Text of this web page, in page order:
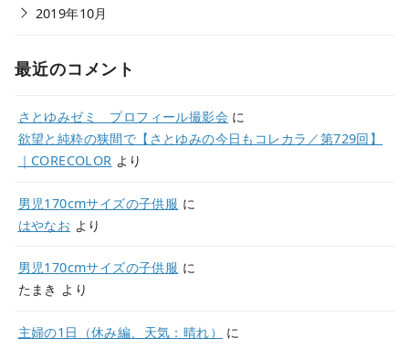
2019年10月
最近のコメント
さとゆみゼミ プロフィール撮影会 に
欲望と純粋の狭間で【さとゆみの今日もコレカラ／第729回】
｜CORECOLOR より
男児170cmサイズの子供服 に
はやなお より
男児170cmサイズの子供服 に
たまき より
主婦の1日（休み編、天気：晴れ）
に